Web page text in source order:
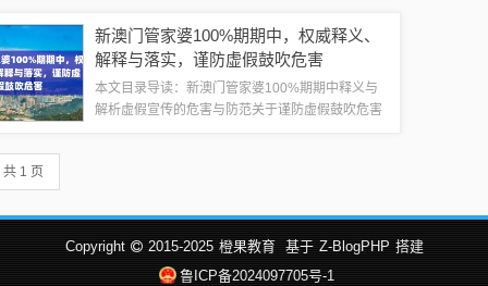
社会上出现了一些关于白小姐管家婆四肖八码...
新澳门管家婆100%期期中，权威释义、
解释与落实，谨防虚假鼓吹危害
本文目录导读：新澳门管家婆100%期期中释义与
解析虚假宣传的危害与防范关于谨防虚假鼓吹危害
共 1 页
Copyright 2015-2025 橙果教育 基于 Z-BlogPHP 搭建
鲁ICP备2024097705号-1